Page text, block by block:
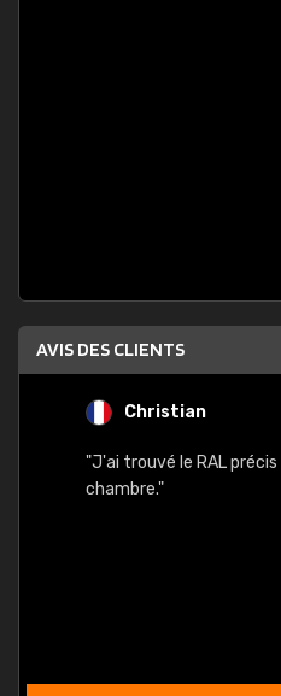
AVIS DES CLIENTS
Christian
"J'ai trouvé le RAL
chambre."